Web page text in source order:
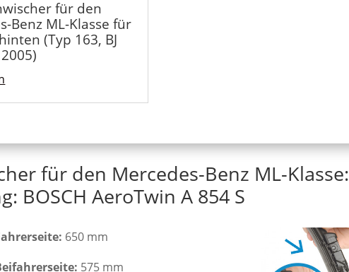
für den
Benz ML-Klasse für
(Typ 163, BJ
für den Mercedes-Benz ML-Klasse:
BOSCH AeroTwin A 854 S
650 mm
575 mm